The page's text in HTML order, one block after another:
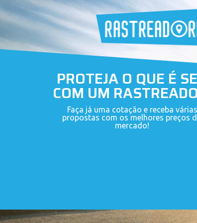
PROTEJA O QUE É
COM UM
Faça já uma cotação e receba várias
propostas com os melhores preços
mercado!